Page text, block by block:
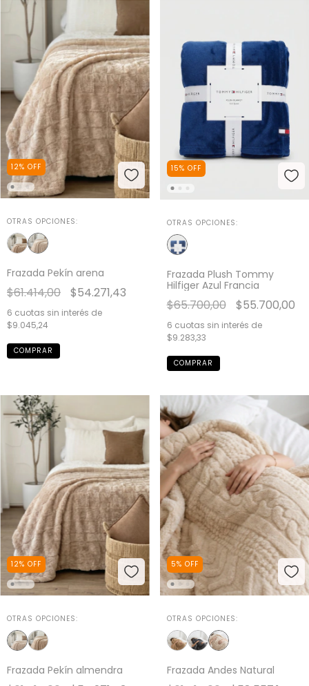
12% OFF
OTRAS OPCIONES:
Frazada Pekín arena
$61.414,00 $54.271,43
6 cuotas sin interés de
$9.045,24
COMPRAR
15% OFF
OTRAS OPCIONES:
Frazada Plush Tommy
Hilfiger Azul Francia
$65.700,00 $55.700,00
6 cuotas sin interés de
$9.283,33
COMPRAR
12% OFF
OTRAS OPCIONES:
Frazada Pekín almendra
5% OFF
OTRAS OPCIONES:
Frazada Andes Natural